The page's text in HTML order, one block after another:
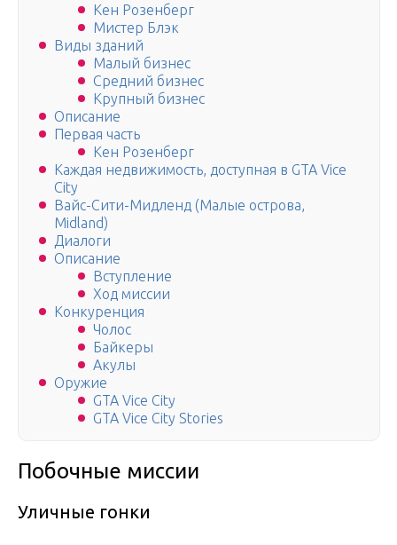
Кен Розенберг
Мистер Блэк
Виды зданий
Малый бизнес
Средний бизнес
Крупный бизнес
Описание
Первая часть
Кен Розенберг
Каждая недвижимость, доступная в GTA Vice
City
Вайс-Сити-Мидленд (Малые острова,
Midland)
Диалоги
Описание
Вступление
Ход миссии
Конкуренция
Чолос
Байкеры
Акулы
Оружие
GTA Vice City
GTA Vice City Stories
Побочные миссии
Уличные гонки